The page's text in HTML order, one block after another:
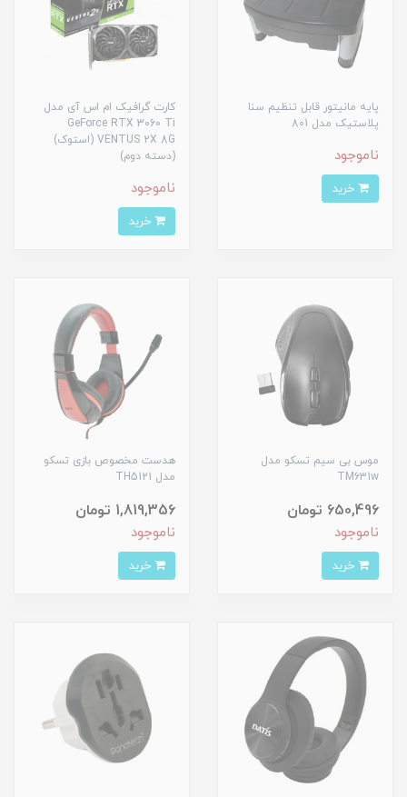
پایه مانیتور قابل تنظیم سنا
پلاستیک مدل 801
ناموجود
کارت گرافیک ام اس آی مدل
GeForce RTX 3060 Ti
VENTUS 2X 8G (استوک)
(دسته دوم)
ناموجود
موس بی سیم تسکو مدل
TM631w
650,496 تومان
ناموجود
هدست مخصوص بازی تسکو
مدل TH5121
1,819,356 تومان
ناموجود